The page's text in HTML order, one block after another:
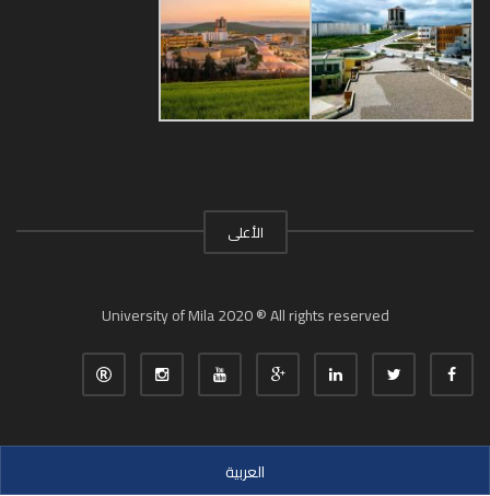
الأعلى
University of Mila 2020 ® All rights reserved
العربية